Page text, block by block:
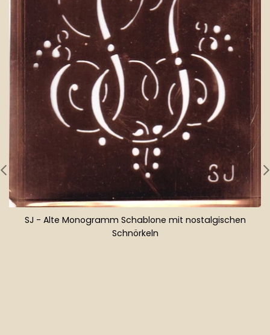
SJ - Alte Monogramm Schablone mit nostalgischen
Schnörkeln